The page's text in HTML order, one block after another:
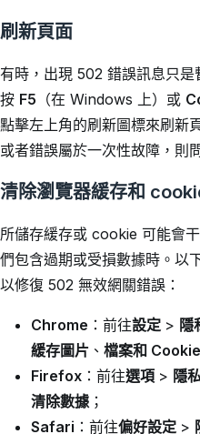
刷新頁面
有時，出現 502 錯誤訊息只是
按 F5 （在 Windows 上）或
點擊左上角的刷新圖標來刷新
或者錯誤屬於一次性故障，則
清除瀏覽器緩存和
所儲存緩存或 cookie 可能會
們包含過期或受損數據時。以
以修復 502 無效網關錯誤：
Chrome ：前往設定 > 隱
緩存圖片、 檔案和 Cookie
Firefox：前往選項 > 隱
清除數據；
Safari ：前往偏好設定 >